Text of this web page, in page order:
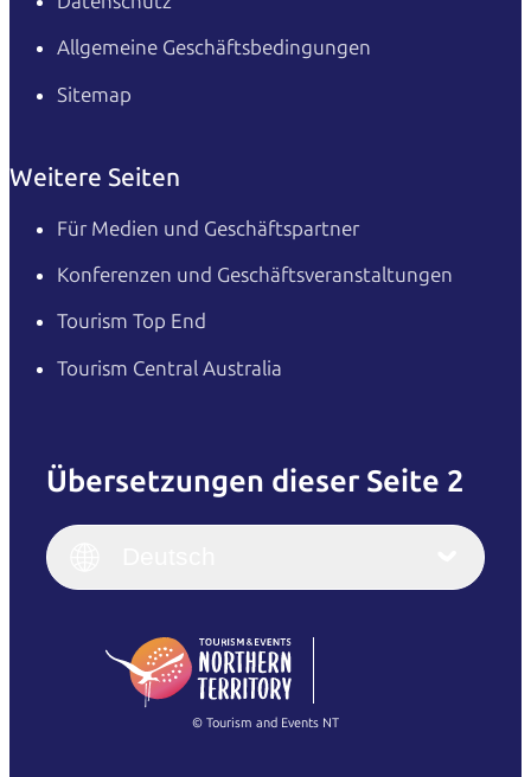
Allgemeine Geschäftsbedingungen
Sitemap
Weitere Seiten
Für Medien und Geschäftspartner
Konferenzen und Geschäftsveranstaltungen
Tourism Top End
Tourism Central Australia
Übersetzungen dieser Seite 2
English
(Singapore)
Français
Italiano
繁體中文
© Tourism and Events NT